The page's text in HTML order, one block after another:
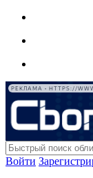
РЕКЛАМА • HTTPS://
Войти